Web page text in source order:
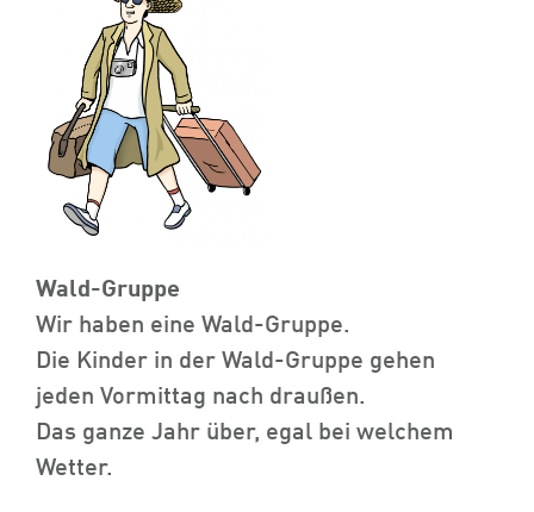
Wald-Gruppe
Wir haben eine Wald-Gruppe.
Die Kinder in der Wald-Gruppe gehen
jeden Vormittag nach draußen.
Das ganze Jahr über, egal bei welchem
Wetter.